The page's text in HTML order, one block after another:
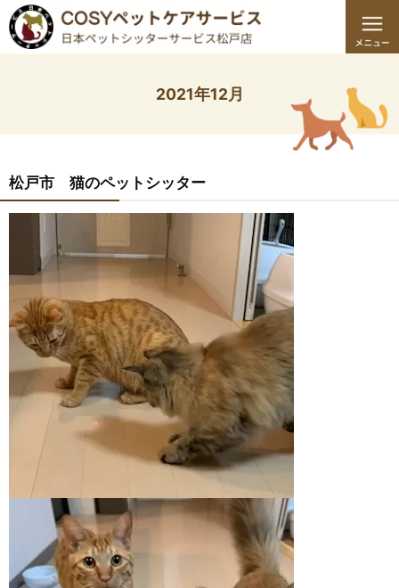
2021年12月
松戸市 猫のペットシッター